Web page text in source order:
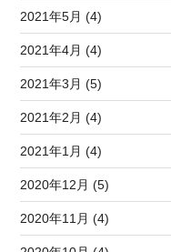
2021年5月 (4)
2021年4月 (4)
2021年3月 (5)
2021年2月 (4)
2021年1月 (4)
2020年12月 (5)
2020年11月 (4)